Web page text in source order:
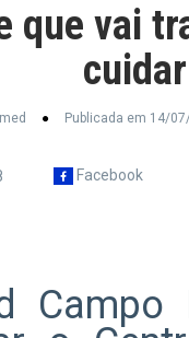
que vai
Publicada em 14/
Facebook